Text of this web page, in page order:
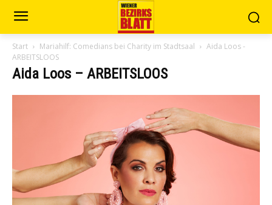
Start Mariahilf: Comedians bei Charity im Stadtsaal
Aida Loos -
ARBEITSLOOS
Aida Loos – ARBEITSLOOS